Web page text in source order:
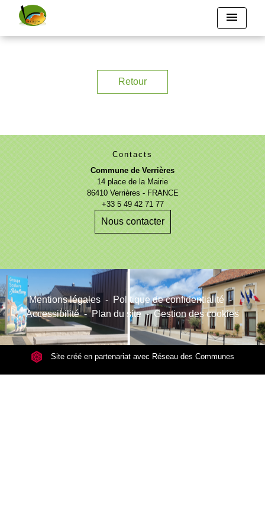
menu
Retour
Contacts
Commune de Verrières
14 place de la Mairie
86410 Verrières - FRANCE
+33 5 49 42 71 77
Nous contacter
Mentions légales - Politique de confidentialité -
Accessibilité - Plan du site - Gestion des cookies
Site créé en partenariat avec Réseau des Communes